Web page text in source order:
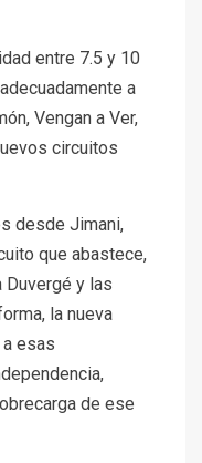
entre 7.5 y 10
a
Vengan a Ver,
circuitos
desde Jimani,
que abastece,
Duvergé y las
la nueva
esas
de ese